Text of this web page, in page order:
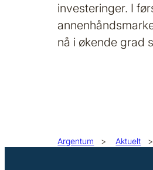
investeringer. I
nå i økende grad
Argentum > Aktuelt